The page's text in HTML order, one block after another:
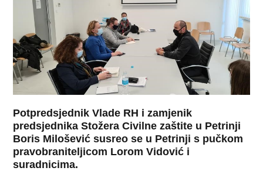
Potpredsjednik Vlade RH i zamjenik
predsjednika Stožera Civilne zaštite u Petrinji
Boris Milošević susreo se u Petrinji s pučkom
pravobraniteljicom Lorom Vidović i
suradnicima.